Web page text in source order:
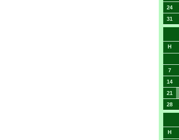
24
31
H
7
14
21
28
H